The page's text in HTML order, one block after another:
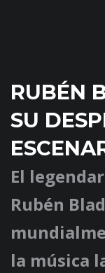
RUBÉN
SU
El
Rubén
la música